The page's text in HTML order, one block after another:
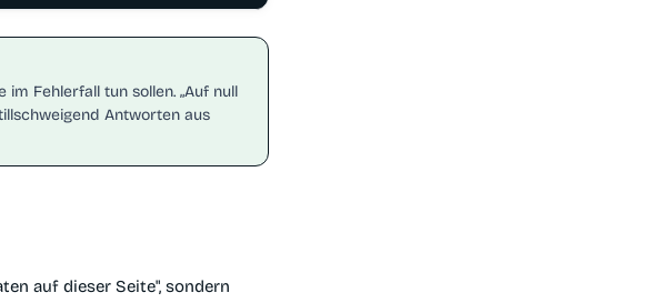
im Fehlerfall tun sollen. „Auf null
Antworten aus
auf dieser Seite", sondern